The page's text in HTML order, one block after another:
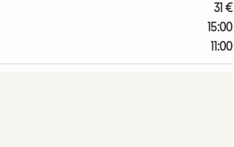
31 €
15:00
11:00